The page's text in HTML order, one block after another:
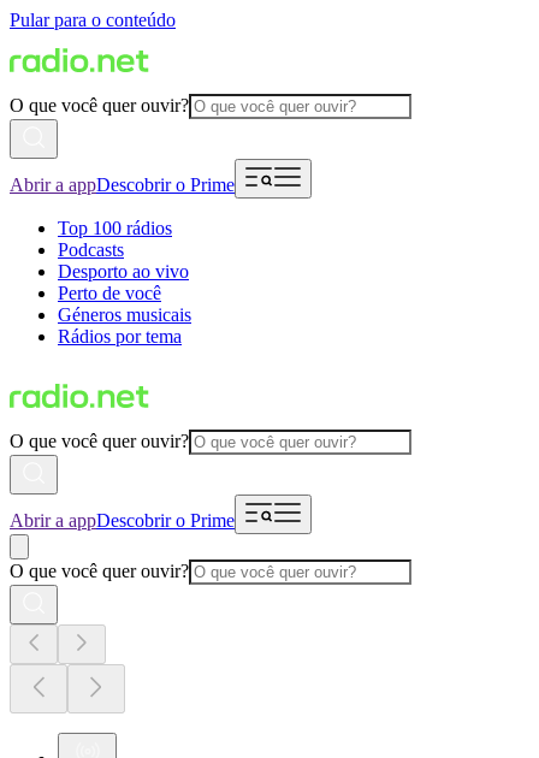
Pular para o conteúdo
O que você quer ouvir?
Abrir a appDescobrir o Prime
Top 100 rádios
Podcasts
Desporto ao vivo
Perto de você
Géneros musicais
Rádios por tema
O que você quer ouvir?
Abrir a appDescobrir o Prime
O que você quer ouvir?